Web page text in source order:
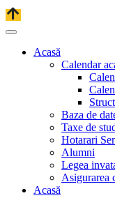
Acasă
Calendar
Baza de
Taxe de
Hotarari
Alumni
Legea
Asigurarea
Acasă